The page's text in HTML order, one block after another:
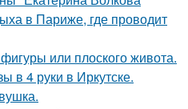
в Париже, где проводит
или плоского живота.
в 4 руки в Иркутске.